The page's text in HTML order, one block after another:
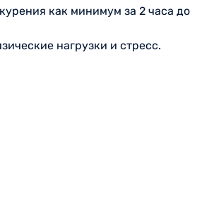
как минимум за 2 часа до
нагрузки и стресс.